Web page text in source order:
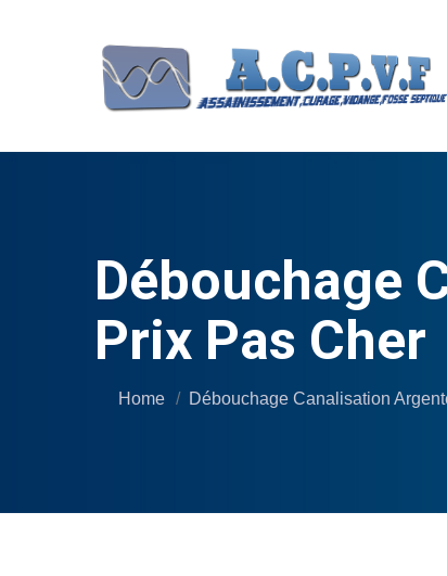
Débouchage
Prix Pas Cher
Home Débouchage Canalisation